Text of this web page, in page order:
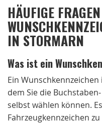
HÄUFIGE
IN STORMARN
Was ist ein
Ein
dem Sie die
selbst wählen können.
Fahrzeugkennzeichen